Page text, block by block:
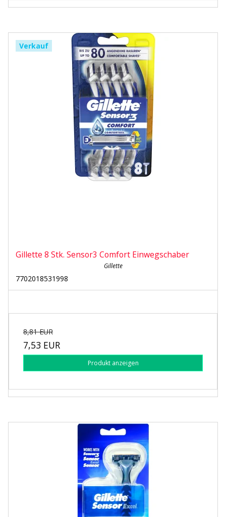
Verkauf
Gillette 8 Stk. Sensor3 Comfort Einwegschaber
Gillette
7702018531998
8,81 EUR
7,53 EUR
Produkt anzeigen